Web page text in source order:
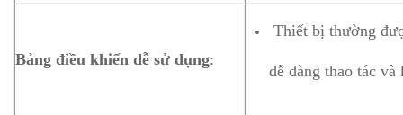
Bảng điều khiển dễ sử dụng:
Thiết bị thường
dễ dàng thao tác